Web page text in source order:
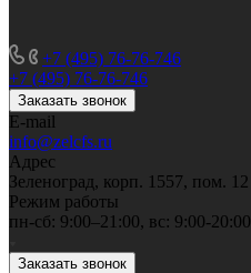
+7 (495) 76-76-746
+7 (495) 76-76-746
Заказать звонок
E-mail
info@zelcfs.ru
Адрес
Зеленоград, корп. 1557, пом. 12
Режим работы
пн-сб: 9:00–21:00, вс: 9:00-20:00
Заказать звонок